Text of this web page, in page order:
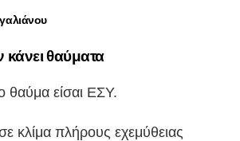
θαύματα
θαύμα είσαι ΕΣΥ.
κλίμα πλήρους εχεμύθειας